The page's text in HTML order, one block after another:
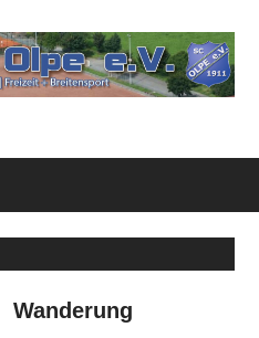
Wanderung